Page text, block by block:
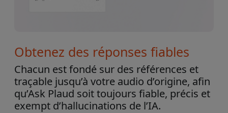
Obtenez des réponses fiables
Chacun est fondé sur des références et
traçable jusqu’à votre audio d’origine, afin
qu’Ask Plaud soit toujours fiable, précis et
exempt d’hallucinations de l’IA.